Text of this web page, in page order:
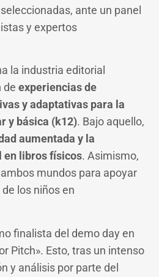
ante un panel
y expertos
la industria editorial
de experiencias de
y adaptativas para la
y básica (k12). Bajo aquello,
aumentada y la
libros físicos. Asimismo,
mundos para apoyar
los niños en
finalista del demo day en
Pitch». Esto, tras un intenso
y análisis por parte del